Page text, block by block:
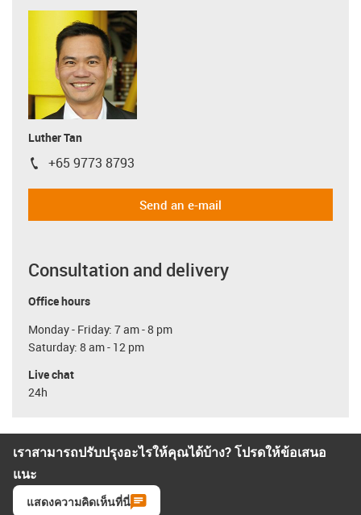
Luther Tan
igus-icon-phone
+65 9773 8793
Send an e-mail
Consultation and delivery
Office hours
Monday - Friday: 7 am - 8 pm
Saturday: 8 am - 12 pm
Live chat
24h
เราสามารถปรับปรุงอะไรให้คุณได้บ้าง? โปรดให้ข้อเสนอ
แนะ
แสดงความคิดเห็นที่นี่